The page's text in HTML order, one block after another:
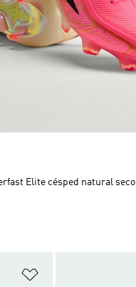
Elite césped natural seco